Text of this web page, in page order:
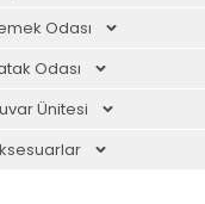
Odası
Odası
Ünitesi